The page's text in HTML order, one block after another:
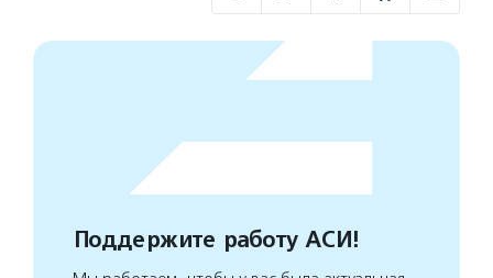
Поддержите работу АСИ!